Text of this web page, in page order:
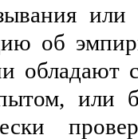
об
обладают
или